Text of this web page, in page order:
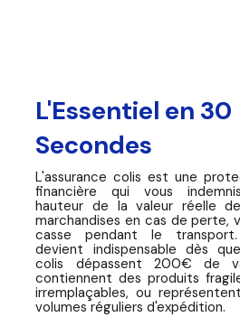
Les 4 Types d'Assurances
📊 Perte réelle vs
transporteur : Le calcul fatal
Comment Choisir la Bonne
Assurance Colis
Process d'Utilisation : De la
Souscription à l'Indemnisation
L'Essentiel en 30
Secondes
L'assurance colis est une
financière qui vous
hauteur de la valeur réelle
marchandises en cas de perte,
casse pendant le
devient indispensable dès
colis dépassent 200€ de
contiennent des produits
irremplaçables, ou
volumes réguliers d'expédition.